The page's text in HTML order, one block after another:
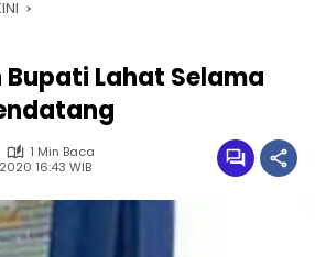
Lahat Selama
1 Min Baca
16:43 WIB